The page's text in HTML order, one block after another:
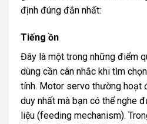
định đúng đắn nhất:
Tiếng ồn
Đây là một trong những điểm
dùng cần cân nhắc khi tìm
tính. Motor servo thường hoạt
duy nhất mà bạn có thể nghe
liệu (feeding mechanism).